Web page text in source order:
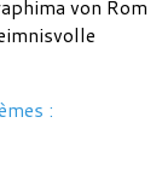
von Rom
: